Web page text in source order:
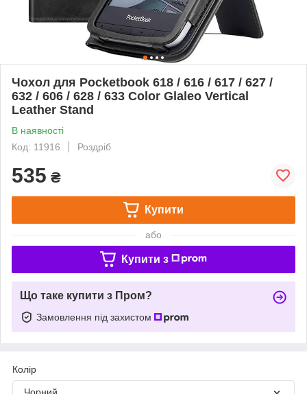
Чохол для Pocketbook 618 / 616 / 617 / 627 /
632 / 606 / 628 / 633 Color Glaleo Vertical
Leather Stand
В наявності
Код: 11916
Роздріб
535 ₴
Купити
або
Купити з
Що таке купити з Пром?
Замовлення під захистом
Колір
Чорний